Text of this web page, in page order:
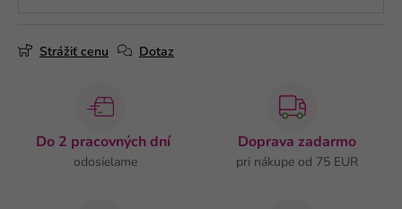
Strážiť cenu Dotaz
Do 2 pracovných dní
odosielame
Doprava zadarmo
pri nákupe od 75 EUR